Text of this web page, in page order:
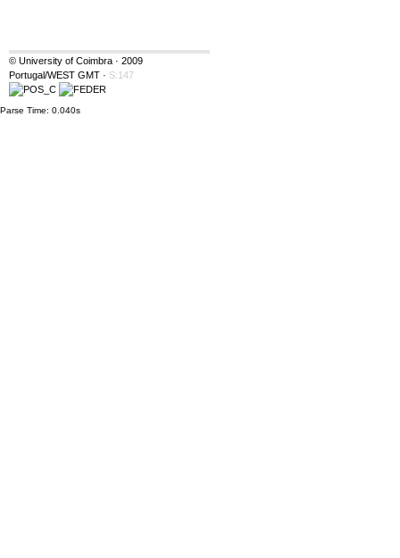
© University of Coimbra · 2009
Portugal/WEST GMT · S:147
Parse Time: 0.040s